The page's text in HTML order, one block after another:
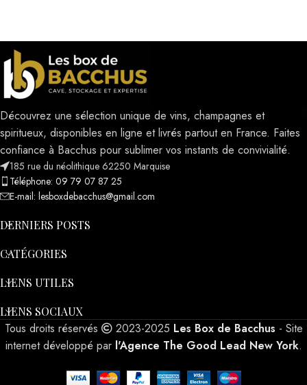
Découvrez une sélection unique de vins, champagnes et
spiritueux, disponibles en ligne et livrés partout en France. Faites
confiance à Bacchus pour sublimer vos instants de convivialité.
185 rue du néolithique 62250 Marquise
Téléphone: 09 79 07 87 25
E-mail: lesboxdebacchus@gmail.com
DERNIERS POSTS
CATÉGORIES
LIENS UTILES
LIENS SOCIAUX
Tous droits réservés 2023-2025 Les Box de Bacchus - Site
internet développé par l'Agence The Good Lead New York.